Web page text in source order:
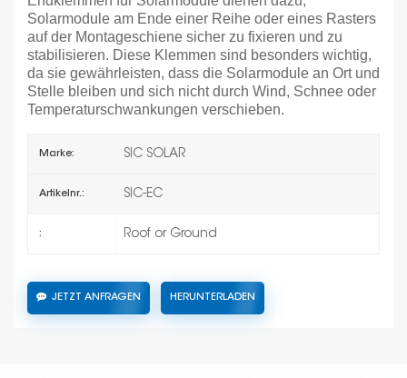
Solarmodule am Ende einer Reihe oder eines Rasters
auf der Montageschiene sicher zu fixieren und zu
stabilisieren. Diese Klemmen sind besonders wichtig,
da sie gewährleisten, dass die Solarmodule an Ort und
Stelle bleiben und sich nicht durch Wind, Schnee oder
Temperaturschwankungen verschieben.
Marke: SIC SOLAR
Artikelnr.: SIC-EC
: Roof or Ground
JETZT ANFRAGEN HERUNTERLADEN